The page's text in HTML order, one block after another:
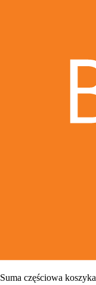
Suma częściowa koszyka